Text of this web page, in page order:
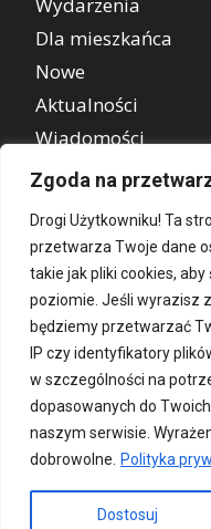
Zgoda na
Drogi Użytkowniku! Ta
przetwarza Twoje dane
takie jak pliki cookies,
poziomie. Jeśli wyrazisz
będziemy przetwarzać
IP czy identyfikatory
w szczególności na
dopasowanych do
naszym serwisie.
dobrowolne.
Polityka
Dostosuj
Dla mieszkańca
Nowe
Aktualności
Wiadomości
REKLAMA
Kontakt O nas Patronat